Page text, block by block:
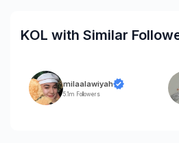
KOL with Similar
milaalawiyah
5.1m Followers